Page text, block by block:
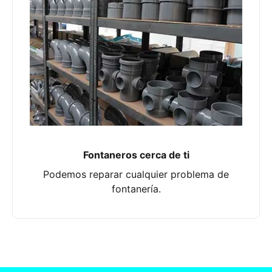
Fontaneros cerca de ti
Podemos reparar cualquier problema de
fontanería.